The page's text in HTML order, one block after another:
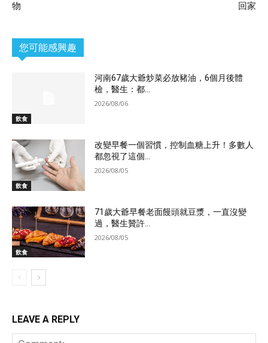
物
回家
您可能感興趣
飲食
河南67歲大爺炒菜必放豬油，6個月後體
檢，醫生：都...
2026/08/06
飲食
改變早餐一個習慣，控制血糖上升！多數人
都忽視了這個...
2026/08/05
飲食
71歲大爺早餐老面饅頭就豆漿，一直沒變
過，醫生贊許...
2026/08/05
LEAVE A REPLY